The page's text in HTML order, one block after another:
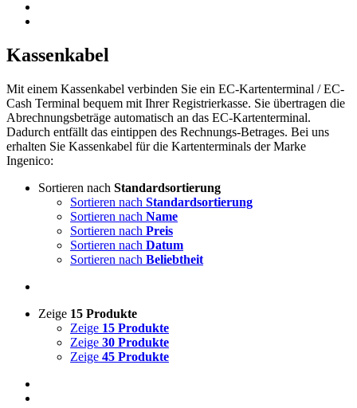
Kassenkabel
Mit einem Kassenkabel verbinden Sie ein EC-Kartenterminal / EC-
Cash Terminal bequem mit Ihrer Registrierkasse. Sie übertragen die
Abrechnungsbeträge automatisch an das EC-Kartenterminal.
Dadurch entfällt das eintippen des Rechnungs-Betrages. Bei uns
erhalten Sie Kassenkabel für die Kartenterminals der Marke
Ingenico:
Sortieren nach Standardsortierung
Sortieren nach Standardsortierung
Sortieren nach Name
Sortieren nach Preis
Sortieren nach Datum
Sortieren nach Beliebtheit
Zeige 15 Produkte
Zeige 15 Produkte
Zeige 30 Produkte
Zeige 45 Produkte